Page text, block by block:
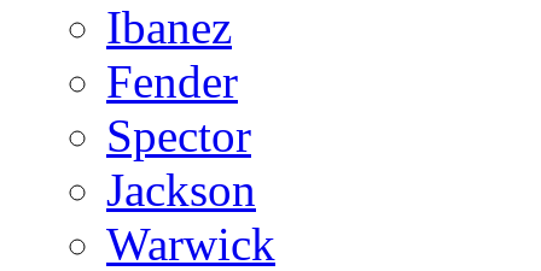
Ibanez
Fender
Spector
Jackson
Warwick